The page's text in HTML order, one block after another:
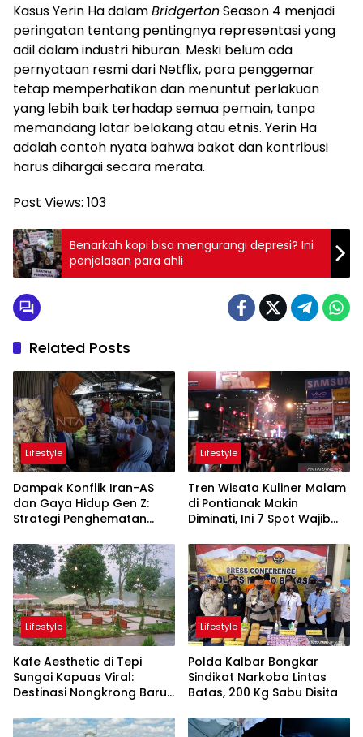
Kasus Yerin Ha dalamBridgertonSeason 4 menjadi
peringatan tentang pentingnya representasi yang
adil dalam industri hiburan. Meski belum ada
pernyataan resmi dari Netflix, para penggemar
tetap memperhatikan dan menuntut perlakuan
yang lebih baik terhadap semua pemain, tanpa
memandang latar belakang atau etnis. Yerin Ha
adalah contoh nyata bahwa bakat dan kontribusi
harus dihargai secara merata.
Post Views: 103
Benarkah kopi bisa mengurangi depresi? Ini
penjelasan para ahli
Related Posts
Lifestyle
Dampak Konflik Iran-AS
dan Gaya Hidup Gen Z:
Strategi Penghematan
Diambil Pemuda Desa
Lifestyle
Tren Wisata Kuliner Malam
di Pontianak Makin
Diminati, Ini 7 Spot Wajib
Lifestyle
Kafe Aesthetic di Tepi
Sungai Kapuas Viral:
Destinasi Nongkrong Baru
Warga Pontianak
Lifestyle
Polda Kalbar Bongkar
Sindikat Narkoba Lintas
Batas, 200 Kg Sabu Disita